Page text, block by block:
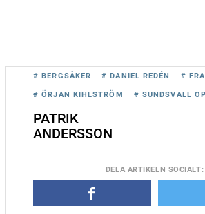
# BERGSÅKER # DANIEL REDÉN #
# ÖRJAN KIHLSTRÖM # SUNDSVALL
PATRIK
ANDERSSON
DELA ARTIKELN SOCIALT: